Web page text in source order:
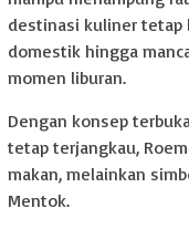
destinasi kuliner tetap
domestik hingga
momen liburan.
Dengan konsep
tetap terjangkau,
makan, melainkan
Mentok.